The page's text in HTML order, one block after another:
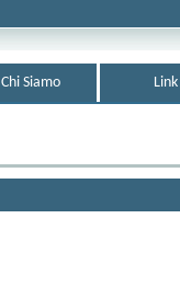
Chi Siamo Link